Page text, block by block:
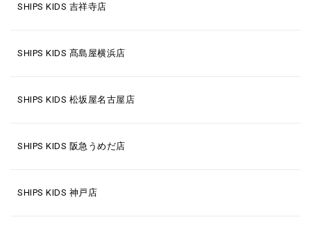
SHIPS KIDS 吉祥寺店
SHIPS KIDS 髙島屋横浜店
SHIPS KIDS 松坂屋名古屋店
SHIPS KIDS 阪急うめだ店
SHIPS KIDS 神戸店